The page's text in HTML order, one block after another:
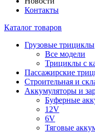
Контакты
Каталог товаров
Грузовые трициклы
Все модели
Трициклы с
Пассажирские
Строительная и
Аккумуляторы и
Буферные
12V
6V
Тяговые